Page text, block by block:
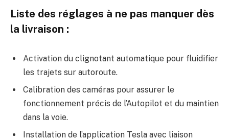
Liste des réglages à ne pas manquer dès
la livraison :
Activation du clignotant automatique pour fluidifier
les trajets sur autoroute.
Calibration des caméras pour assurer le
fonctionnement précis de l’Autopilot et du maintien
dans la voie.
Installation de l’application Tesla avec liaison